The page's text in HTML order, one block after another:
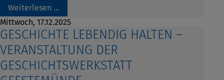
Weiterlesen …
Mittwoch, 17.12.2025
GESCHICHTE LEBENDIG HALTEN –
VERANSTALTUNG DER
GESCHICHTSWERKSTATT